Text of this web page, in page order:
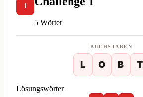
1
5 Wörter
BUCHSTABEN
L O B T
Lösungswörter